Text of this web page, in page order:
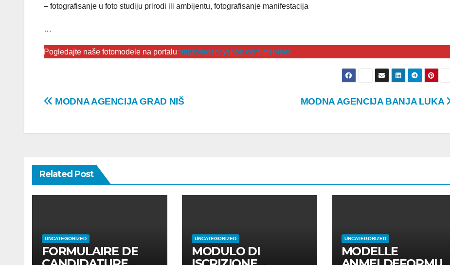
– fotografisanje u foto studiju prirodi ili ambijentu, fotografisanje manifestacija
…
Pogledajte naše fotomodele na portalu https://agencysnob.com/member
Post
MODNA AGENCIJA BANJA LUKA
MODNA AGENCIJA GRAD NIŠ
Related Post
UNCATEGORIZED
FORMULAIRE DE
UNCATEGORIZED
MODULO DI
UNCATEGORIZED
MODELLE